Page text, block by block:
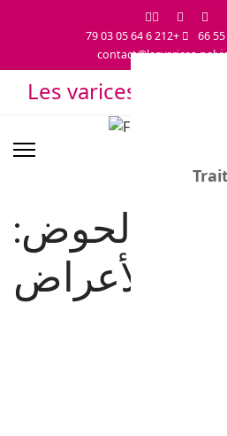
+212 6 64 05 03 79
contact@lesvarices-
دوالي الحوض:
الأعراض